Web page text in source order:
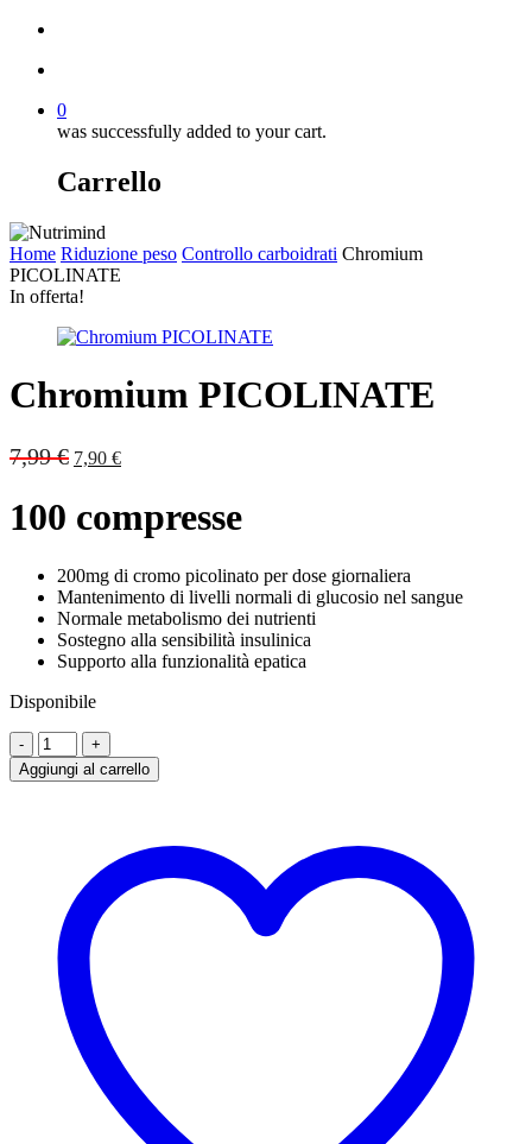
0
was successfully added to your cart.
Carrello
Home Riduzione peso Controllo carboidrati Chromium
PICOLINATE
In offerta!
Chromium PICOLINATE
7,99€ Original
price
7,99 €.
7,90 €Current
price
7,90 €.
100 compresse
200mg di cromo picolinato per dose giornaliera
Mantenimento di livelli normali di glucosio nel sangue
Normale metabolismo dei nutrienti
Sostegno alla sensibilità insulinica
Supporto alla funzionalità epatica
Disponibile
Chromium
PICOLINATE
quantità
Aggiungi al carrello